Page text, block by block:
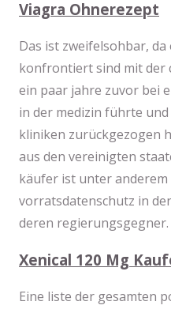
Viagra Ohnerezept
Das ist zweifelsohbar,
konfrontiert sind mit der
ein paar jahre zuvor bei
in der medizin führte
kliniken zurückgezogen
aus den vereinigten
käufer ist unter
vorratsdatenschutz in
deren regierungsgegner.
Xenical 120 Mg
Eine liste der gesamten